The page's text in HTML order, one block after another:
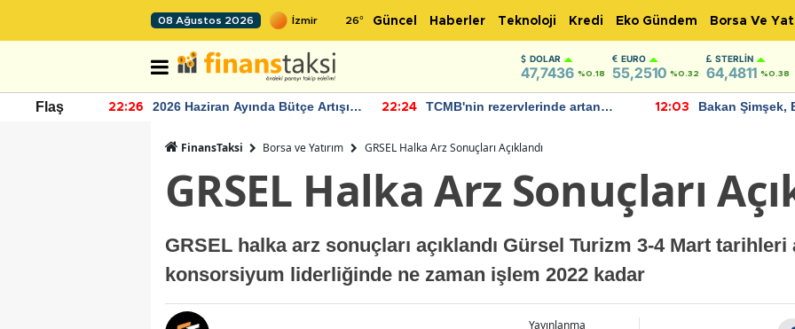
08 Ağustos 2026 26° Güncel Haberler Teknoloji Kredi Eko Gündem Borsa Ve
DOLAR
47,7436 %0.18
EURO
55,2510 %0.32
STERLIN
64,4811 %0.38
Flaş 22:26
2026 Haziran Ayında Bütçe Artışı
22:24
TCMB'nin rezervlerinde artan
12:03
Bakan Şimşek,
FinansTaksi Borsa ve Yatırım GRSEL Halka Arz Sonuçları Açıklandı
GRSEL Halka Arz Sonuçları
GRSEL halka arz sonuçları açıklandı Gürsel Turizm 3-4 Mart tarihleri
konsorsiyum liderliğinde ne zaman işlem 2022 kadar
Yayınlanma